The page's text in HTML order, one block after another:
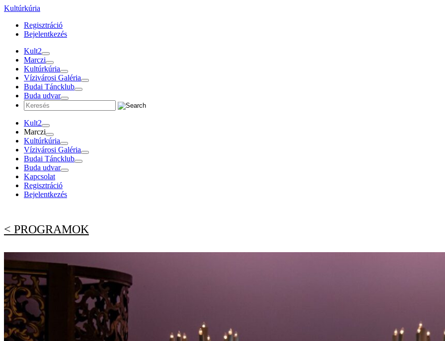
Tovább
tartalomra
Kultúrkúria
Regisztráció
Bejelentkezés
Kult2
Marczi
Kultúrkúria
Vízivárosi Galéria
Budai Táncklub
Buda udvar
Kult2
Marczi
Kultúrkúria
Vízivárosi Galéria
Budai Táncklub
Buda udvar
Kapcsolat
Regisztráció
Bejelentkezés
< PROGRAMOK